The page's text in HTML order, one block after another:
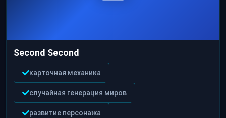
Second Second
карточная механика
случайная генерация миров
развитие персонажа